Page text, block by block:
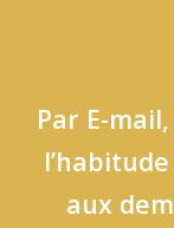
Par E-
aux